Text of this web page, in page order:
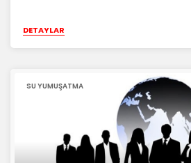
DETAYLAR
SU YUMUŞATMA